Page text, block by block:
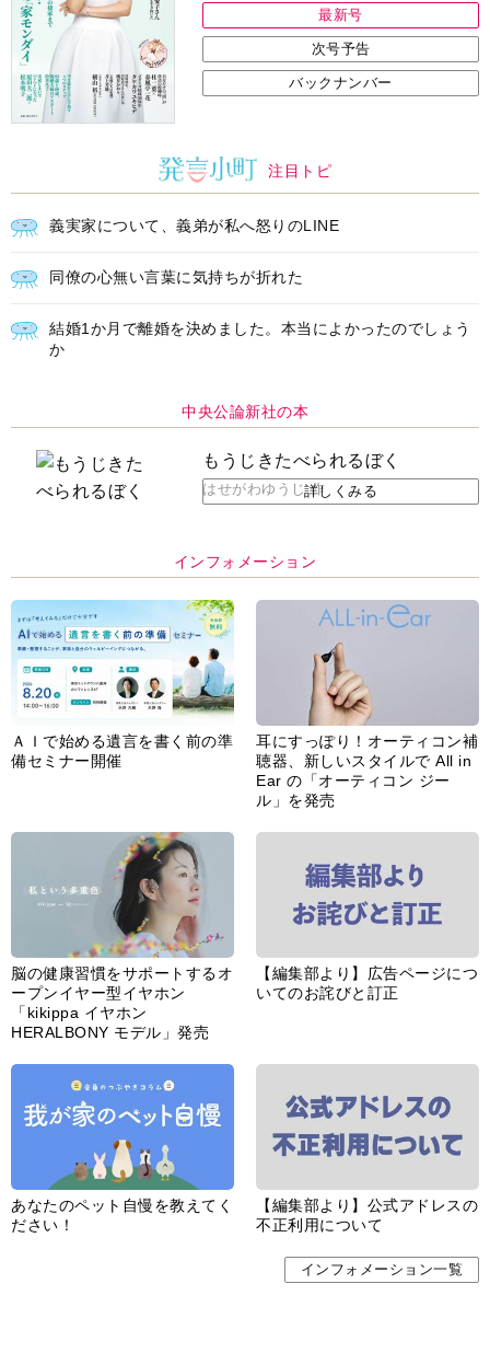
最新号
次号予告
バックナンバー
注目トピ
義実家について、義弟が私へ怒りのLINE
同僚の心無い言葉に気持ちが折れた
結婚1か月で離婚を決めました。本当によかったのでしょう
か
中央公論新社の本
もうじきたべられるぼく
はせがわゆうじ 作詳しくみる
インフォメーション
ＡＩで始める遺言を書く前の準
備セミナー開催
耳にすっぽり！オーティコン補
聴器、新しいスタイルで All in
Ear の「オーティコン ジー
ル」を発売
脳の健康習慣をサポートするオ
ープンイヤー型イヤホン
「kikippa イヤホン
HERALBONY モデル」発売
【編集部より】広告ページにつ
いてのお詫びと訂正
あなたのペット自慢を教えてく
ださい！
【編集部より】公式アドレスの
不正利用について
インフォメーション一覧